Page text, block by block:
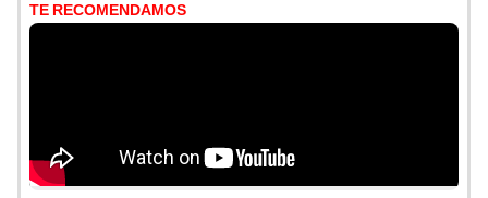
TE RECOMENDAMOS